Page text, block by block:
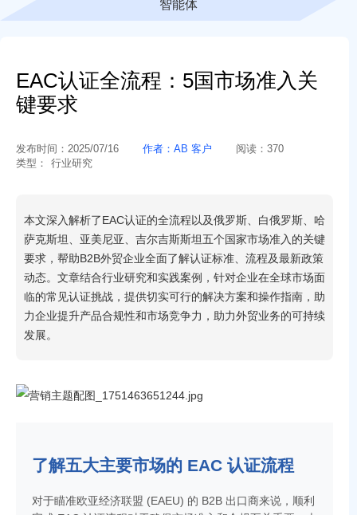
智能体
EAC认证全流程：5国市场准入关
键要求
发布时间： 2025/07/16 作者： AB 客户 阅读： 370
类型：
行业研究
本文深入解析了EAC认证的全流程以及俄罗斯、白俄罗斯、哈
萨克斯坦、亚美尼亚、吉尔吉斯斯坦五个国家市场准入的关键
要求，帮助B2B外贸企业全面了解认证标准、流程及最新政策
动态。文章结合行业研究和实践案例，针对企业在全球市场面
临的常见认证挑战，提供切实可行的解决方案和操作指南，助
力企业提升产品合规性和市场竞争力，助力外贸业务的可持续
发展。
了解五大主要市场的 EAC 认证流程
对于瞄准欧亚经济联盟 (EAEU) 的 B2B 出口商来说，顺利